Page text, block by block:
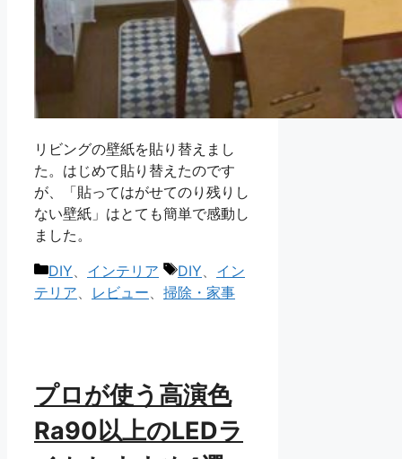
リビングの壁紙を貼り替えまし
た。はじめて貼り替えたのです
が、「貼ってはがせてのり残りし
ない壁紙」はとても簡単で感動し
ました。
カ
テ
DIY、 インテリア
タ
グ
DIY、 イン
テリア、 レビュー、 掃除・家事
プロが使う高演色
Ra90以上のLEDラ